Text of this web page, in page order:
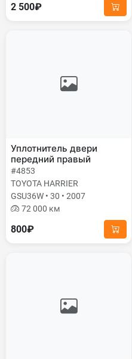
2 500₽
Уплотнитель двери
передний правый
#4853
TOYOTA HARRIER
GSU36W • 30 • 2007
72 000 км
800₽